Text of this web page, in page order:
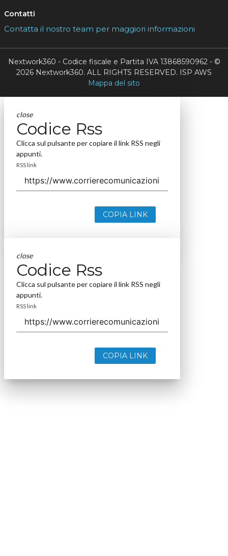
Contatti
Contatta il nostro team per maggiori informazioni
Nextwork360 - Codice fiscale e Partita IVA 13868590962 - ©
2026 Nextwork360. ALL RIGHTS RESERVED. ISP AWS
Mappa del sito
close
Codice Rss
Clicca sul pulsante per copiare il link RSS negli
appunti.
RSS link
COPIA LINK
close
Codice Rss
Clicca sul pulsante per copiare il link RSS negli
appunti.
RSS link
COPIA LINK